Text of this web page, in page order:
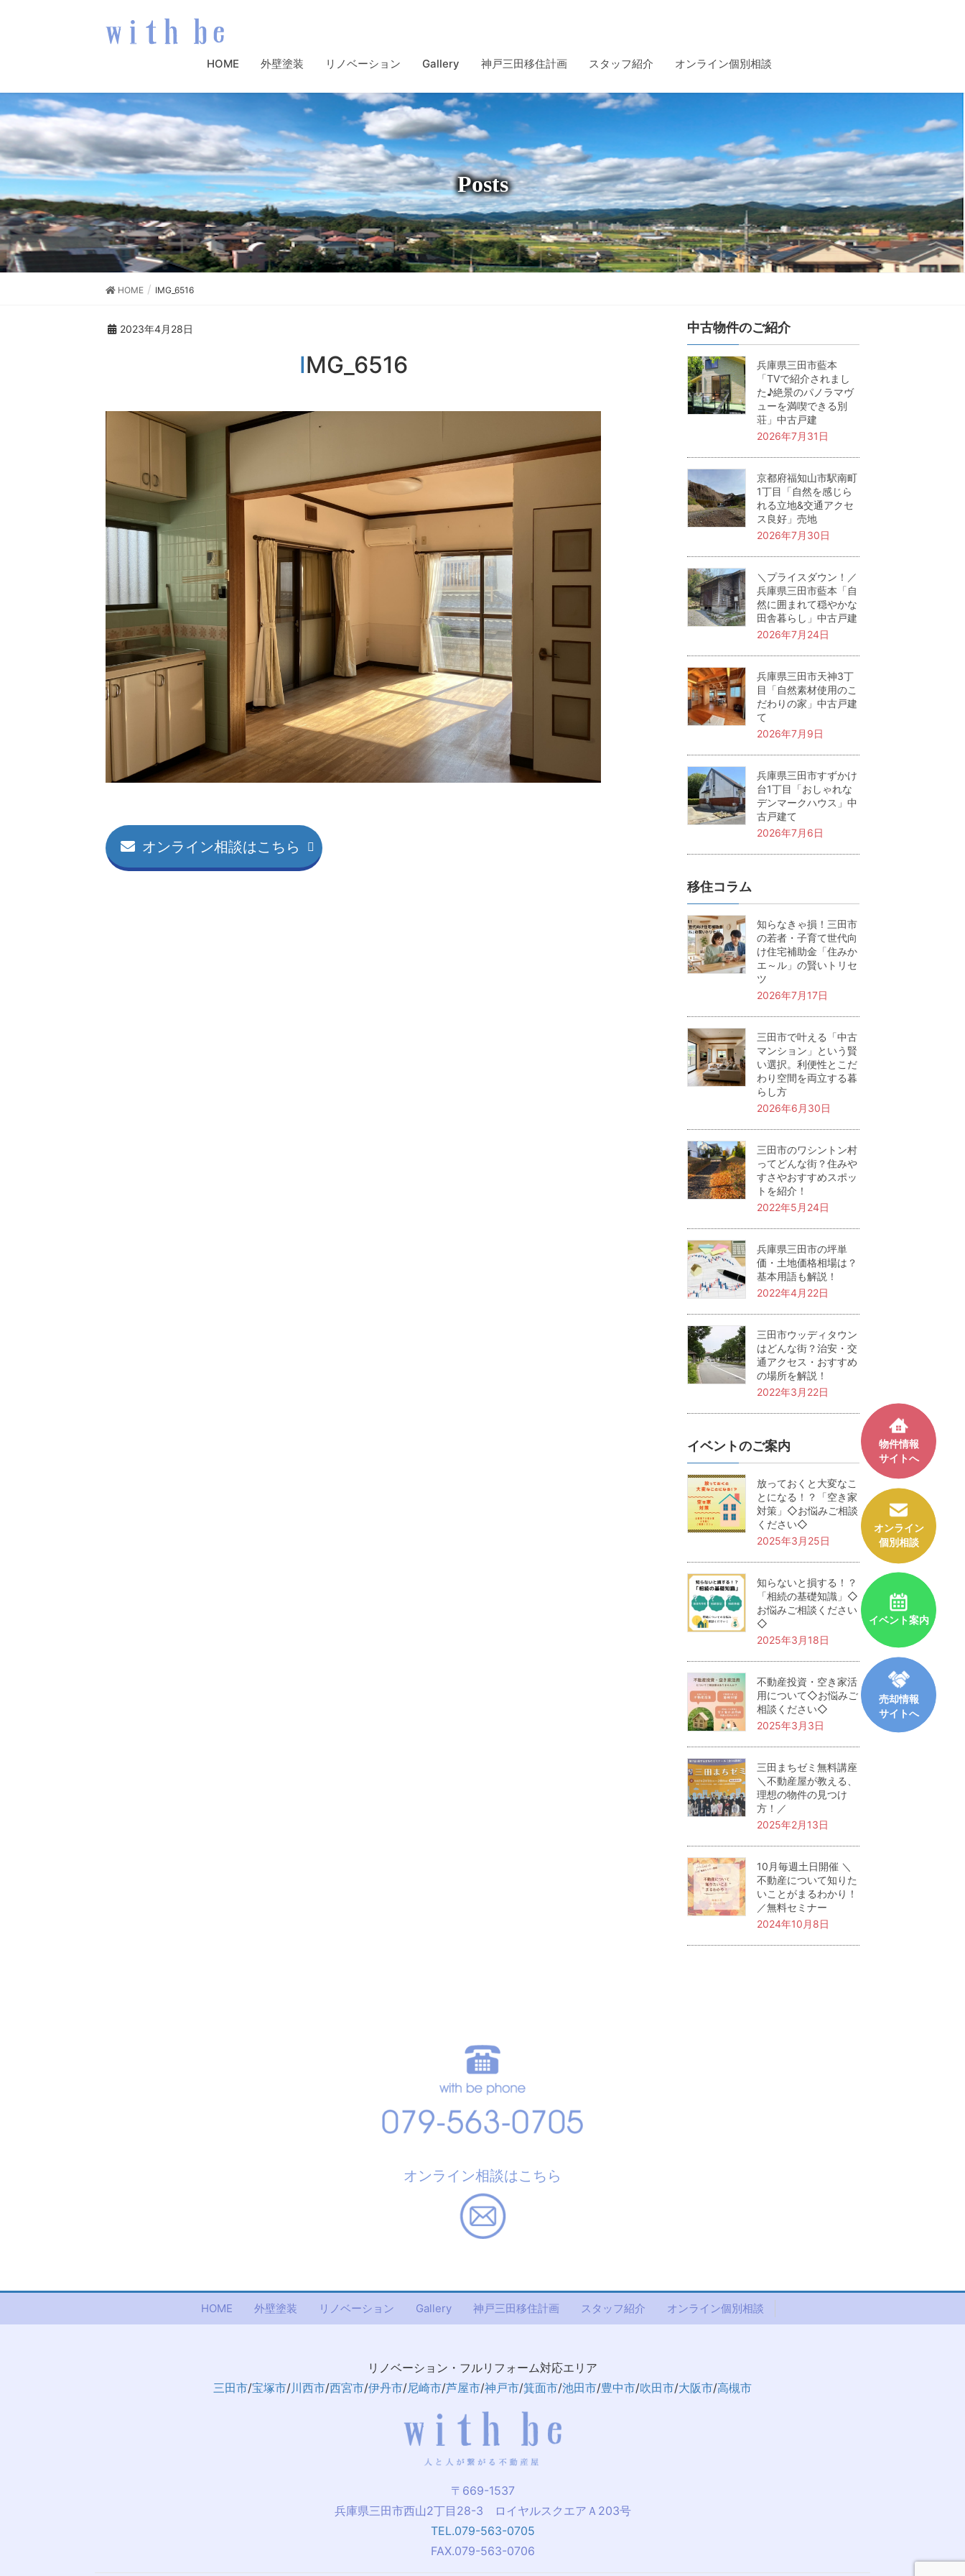
HOME 外壁塗装 リノベーション Gallery 神戸三田移住計画 スタッフ紹介 オンライン個別相談
Posts
HOME IMG_6516
2023年4月28日
IMG_6516
オンライン相談はこちら
中古物件のご紹介
兵庫県三田市藍本
「TVで紹介されまし
た♪絶景のパノラマヴ
ューを満喫できる別
荘」中古戸建
2026年7月31日
京都府福知山市駅南町
1丁目「自然を感じら
れる立地&交通アクセ
ス良好」売地
2026年7月30日
＼プライスダウン！／
兵庫県三田市藍本「自
然に囲まれて穏やかな
田舎暮らし」中古戸建
2026年7月24日
兵庫県三田市天神3丁
目「自然素材使用のこ
だわりの家」中古戸建
て
2026年7月9日
兵庫県三田市すずかけ
台1丁目「おしゃれな
デンマークハウス」中
古戸建て
2026年7月6日
移住コラム
知らなきゃ損！三田市
の若者・子育て世代向
け住宅補助金「住みか
エ～ル」の賢いトリセ
ツ
2026年7月17日
三田市で叶える「中古
マンション」という賢
い選択。利便性とこだ
わり空間を両立する暮
らし方
2026年6月30日
三田市のワシントン村
ってどんな街？住みや
すさやおすすめスポッ
トを紹介！
2022年5月24日
兵庫県三田市の坪単
価・土地価格相場は？
基本用語も解説！
2022年4月22日
三田市ウッディタウン
はどんな街？治安・交
通アクセス・おすすめ
の場所を解説！
2022年3月22日
イベントのご案内
放っておくと大変なこ
とになる！？「空き家
対策」◇お悩みご相談
ください◇
2025年3月25日
知らないと損する！？
「相続の基礎知識」◇
お悩みご相談ください
◇
2025年3月18日
不動産投資・空き家活
用について◇お悩みご
相談ください◇
2025年3月3日
三田まちゼミ無料講座
＼不動産屋が教える、
理想の物件の見つけ
方！／
2025年2月13日
10月毎週土日開催 ＼
不動産について知りた
いことがまるわかり！
／無料セミナー
2024年10月8日
オンライン相談はこちら
HOME 外壁塗装 リノベーション Gallery 神戸三田移住計画 スタッフ紹介 オンライン個別相談
リノベーション・フルリフォーム対応エリア
三田市/宝塚市/川西市/西宮市/伊丹市/尼崎市/芦屋市/神戸市/箕面市/池田市/豊中市/吹田市/大阪市/高槻市
〒669-1537
兵庫県三田市西山2丁目28-3 ロイヤルスクエアＡ203号
TEL.079-563-0705
FAX.079-563-0706
物件情報
サイトへ
オンライン
個別相談
イベント案内
売却情報
サイトへ